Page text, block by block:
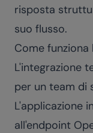
risposta
suo flusso.
Come
L'integrazione
per un team di
L'applicazione
all'endpoint